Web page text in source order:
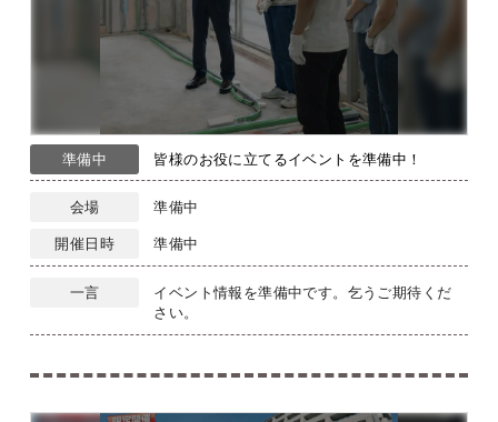
準備中 皆様のお役に立てるイベントを準備中！
会場 準備中
開催日時 準備中
一言
イベント情報を準備中です。乞うご期待くだ
さい。